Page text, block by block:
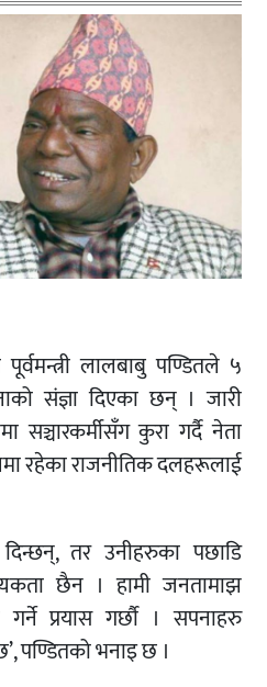
लालबाबु पण्डितले ५
संज्ञा दिएका छन् । जारी
सञ्चारकर्मीसँग कुरा गर्दै नेता
रहेका राजनीतिक दलहरूलाई
तर उनीहरुका पछाडि
छैन । हामी जनतामाझ
प्रयास गर्छौ । सपनाहरु
पण्डितको भनाइ छ ।